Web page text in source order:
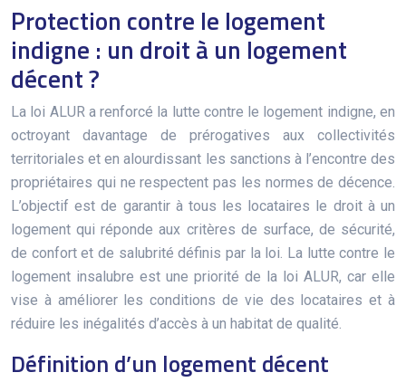
Protection contre le logement
indigne : un droit à un logement
décent ?
La loi ALUR a renforcé la lutte contre le logement indigne, en
octroyant davantage de prérogatives aux collectivités
territoriales et en alourdissant les sanctions à l’encontre des
propriétaires qui ne respectent pas les normes de décence.
L’objectif est de garantir à tous les locataires le droit à un
logement qui réponde aux critères de surface, de sécurité,
de confort et de salubrité définis par la loi. La lutte contre le
logement insalubre est une priorité de la loi ALUR, car elle
vise à améliorer les conditions de vie des locataires et à
réduire les inégalités d’accès à un habitat de qualité.
Définition d’un logement décent